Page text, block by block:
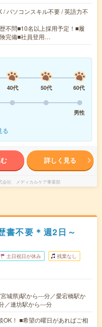
/ パソコンスキル不要 / 英語力不
不問■10名以上採用予定！■履
完備■社員登用…
40代 50代
60代
男性
る
詳しく見る
会社 メディカルケア事業部
書不要＊週2日～
土日祝日が休み 残業なし
城県)駅から---分／愛宕橋駅か
／連坊駅から---分
OK！ ■希望の曜日があればご相